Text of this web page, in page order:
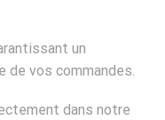
un
de vos commandes.
dans notre